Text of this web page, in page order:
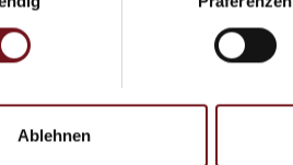
Ablehnen